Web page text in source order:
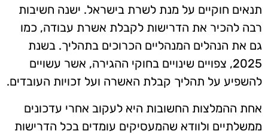
תנאים חוקיים על מנת לשרת בישראל. ישנה חשיבות
רבה להכיר את הדרישות לקבלת אשרת עבודה, כמו
גם את הנהלים המנהליים הכרוכים בתהליך. בשנת
2025, צפויים שינויים בחוקי ההגירה, אשר עשויים
להשפיע על תהליך קבלת האשרה ועל זכויות העובדים.
אחת ההמלצות החשובות היא לעקוב אחרי עדכונים
ממשלתיים ולוודא שהמעסיקים עומדים בכל הדרישות